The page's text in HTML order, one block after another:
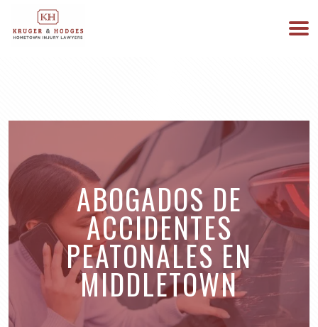
ESTAMOS DISPONIBLES 24/7
ABOGADOS DE
ACCIDENTES
PEATONALES EN
MIDDLETOWN